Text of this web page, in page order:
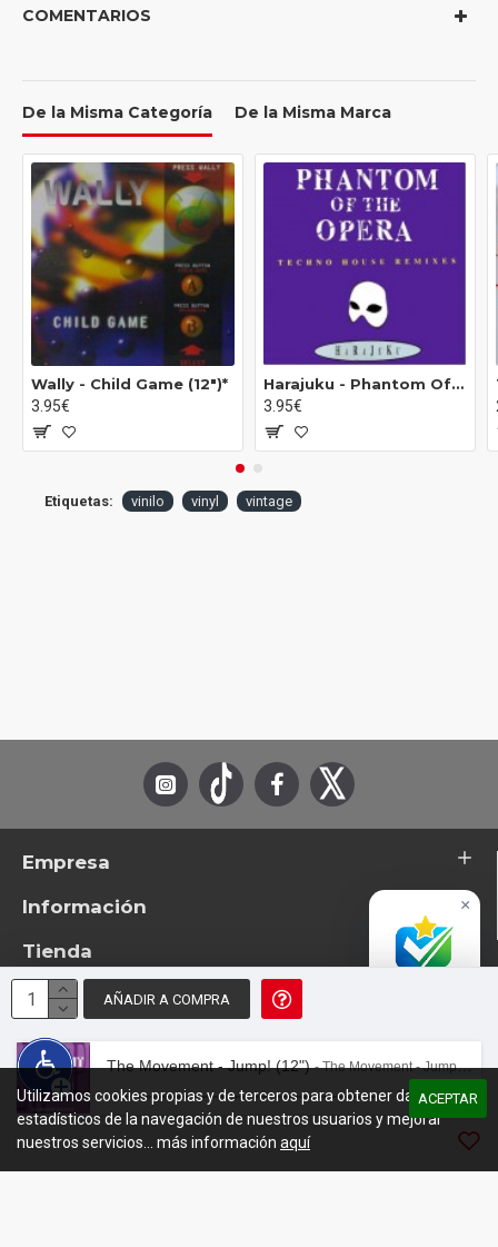
AÑADIR A COMPRA
The Movement - Jump! (12") - The Movement - Jump! (12")
00:00 /02:39
COMENTARIOS
De la Misma Categoría De la Misma Marca
Wally - Child Game (12")*
3.95€
Harajuku - Phantom Of The Opera (Techno House Remixes) (12")
3.95€
Etiquetas: vinilo vinyl vintage
Empresa
Información
Tienda
© 2026 - TotemTanz.com. Todos los derechos reservados
Diseño: InterIberica
ACEPTAR
Utilizamos cookies propias y de terceros para obtener datos
estadísticos de la navegación de nuestros usuarios y mejorar
nuestros servicios... más información aquí
×
4.8 / 5